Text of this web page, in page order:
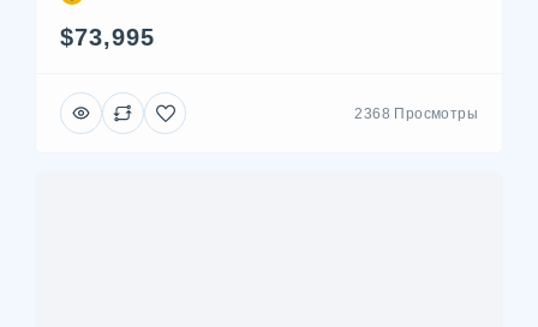
$73,995
2368 Просмотры